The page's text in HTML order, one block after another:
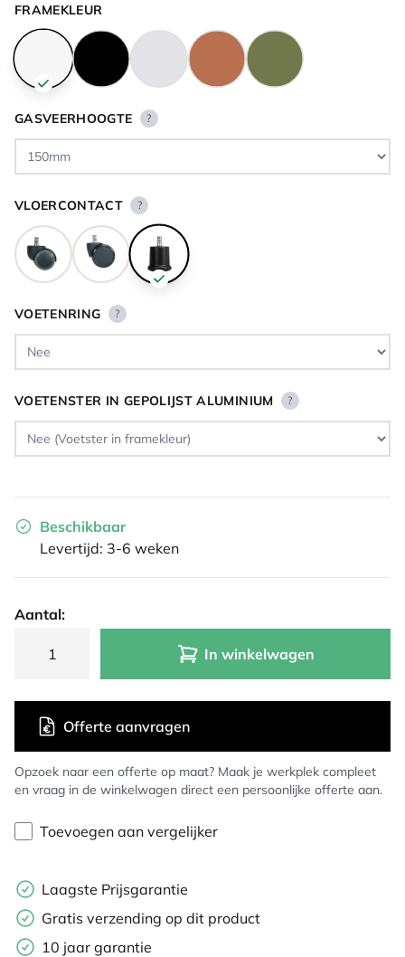
FRAMEKLEUR
GASVEERHOOGTE ?
VLOERCONTACT ?
VOETENRING ?
VOETENSTER IN GEPOLIJST ALUMINIUM ?
Beschikbaar
Levertijd: 3-6 weken
Aantal:
In winkelwagen
Opzoek naar een offerte op maat? Maak je werkplek compleet
en vraag in de winkelwagen direct een persoonlijke offerte aan.
Offerte aanvragen
Toevoegen aan vergelijker
Laagste Prijsgarantie
Gratis verzending op dit product
10 jaar garantie